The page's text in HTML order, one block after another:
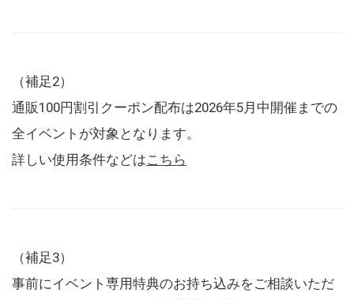
（補足2）
通販100円割引クーポン配布は2026年5月中開催までの
全イベントが対象となります。
詳しい使用条件などはこちら
（補足3）
事前にイベント専用特典のお持ち込みをご相談いただ